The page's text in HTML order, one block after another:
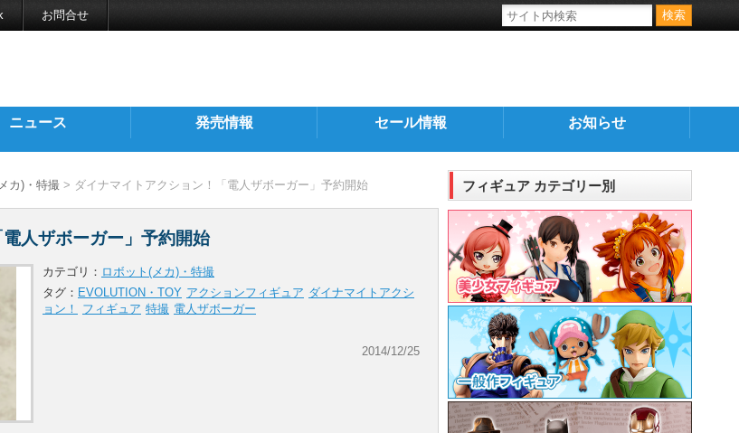
お問合せ
ニュース 発売情報 セール情報 お知らせ
カ)・特撮 > ダイナマイトアクション！「電人ザボーガー」予約開始
人ザボーガー」予約開始
カテゴリ： ロボット(メカ)・特撮
タグ： EVOLUTION・TOY アクションフィギュア ダイナマイトアクシ
ョン！
フィギュア 特撮 電人ザボーガー
2014/12/25
フィギュア カテゴリー別